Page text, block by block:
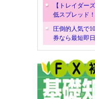
【トレイダー
低スプレッド
圧倒的人気で
券なら最短即